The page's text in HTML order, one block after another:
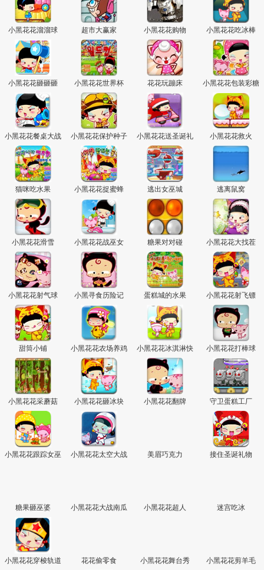
主
小黑花花溜溜球 超市大赢家 小黑花花购物 小黑花花吃冰棒
小黑花花砸砸砸 小黑花花世界杯 花花玩蹦床 小黑花花包装彩糖
小黑花花餐桌大战 小黑花花保护种子
小黑花花送圣诞礼
物
小黑花花救火
猫咪吃水果 小黑花花捉蜜蜂 逃出女巫城 逃离鼠窝
小黑花花滑雪 小黑花花战巫女 糖果对对碰 小黑花花大找茬
小黑花花射气球 小黑寻食历险记 蛋糕城的水果 小黑花花射飞镖
甜筒小铺 小黑花花农场养鸡
小黑花花冰淇淋快
递
小黑花花打棒球
小黑花花采蘑菇 小黑花花砸冰块 小黑花花翻牌 守卫蛋糕工厂
小黑花花跟踪女巫 小黑花花太空大战 美眉巧克力 接住圣诞礼物
糖果砸巫婆
小黑花花大战南瓜
小黑花花超人 迷宫吃冰
小黑花花穿梭轨道 花花偷零食 小黑花花舞台秀 小黑花花剪羊毛